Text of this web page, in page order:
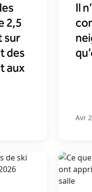
2,5
sur
des
aux
Il
Avr